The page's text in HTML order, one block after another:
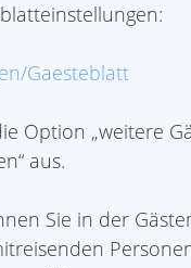
Gaesteblatt
Option „weitere
aus.
Sie in der